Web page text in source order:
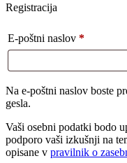
Registracija
E-poštni naslov *
Na e-poštni naslov boste
gesla.
Vaši osebni podatki bodo
podporo vaši izkušnji na
opisane v pravilnik o